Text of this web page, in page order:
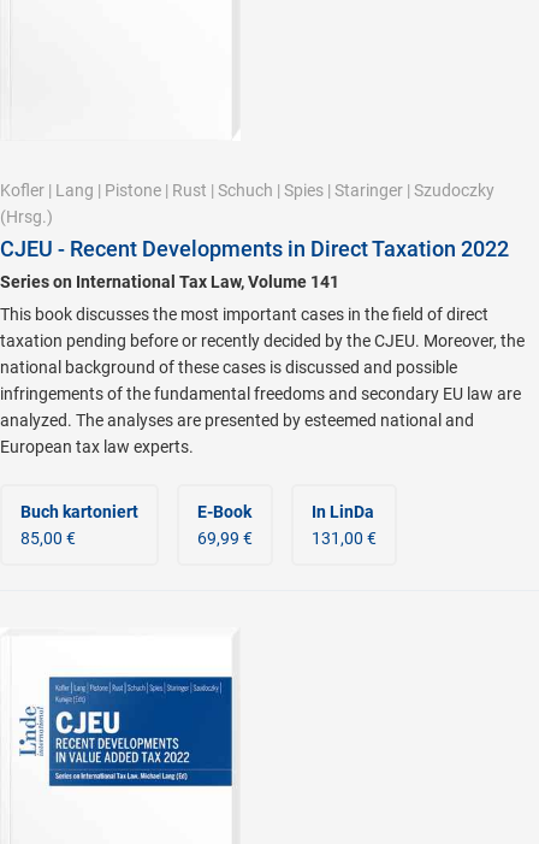
Kofler | Lang | Pistone | Rust | Schuch | Spies | Staringer | Szudoczky
(Hrsg.)
CJEU - Recent Developments in Direct Taxation 2022
Series on International Tax Law, Volume 141
This book discusses the most important cases in the field of direct
taxation pending before or recently decided by the CJEU. Moreover, the
national background of these cases is discussed and possible
infringements of the fundamental freedoms and secondary EU law are
analyzed. The analyses are presented by esteemed national and
European tax law experts.
Buch kartoniert
85,00 €
E-Book
69,99 €
In LinDa
131,00 €